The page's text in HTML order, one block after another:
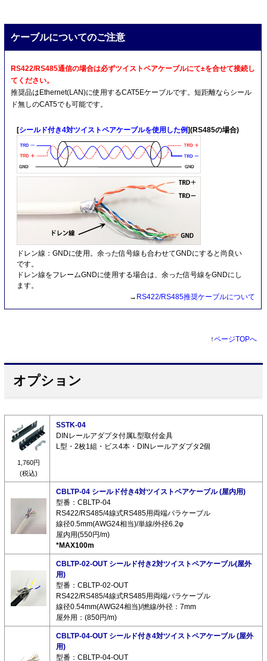
ケーブルについてのご注意
RS422/RS485通信の場合は必ずツイストペアケーブルにて±を合せて接続し
てください。
推奨品はEthernet(LAN)に使用するCAT5Eケーブルです。短距離ならシール
ド無しのCAT5でも可能です。
[シールド付き4対ツイストペアケーブルを使用した例](RS485の場合)
ドレン線：GNDに使用。余った信号線も合わせてGNDにすると尚良い
です。
ドレン線をフレームGNDに使用する場合は、余った信号線をGNDにし
ます。
→ RS422/RS485推奨ケーブルについて
↑ページTOPへ
オプション
1,760円
(税込)
SSTK-04
DINレールアダプタ付属L型取付金具
L型・2枚1組・ビス4本・DINレールアダプタ2個
CBLTP-04 シールド付き4対ツイストペアケーブル (屋内用)
型番：CBLTP-04
RS422/RS485/4線式RS485用両端バラケーブル
線径0.5mm(AWG24相当)/単線/外径6.2φ
屋内用(550円/m)
*MAX100m
CBLTP-02-OUT シールド付き2対ツイストペアケーブル(屋外
用)
型番：CBLTP-02-OUT
RS422/RS485/4線式RS485用両端バラケーブル
線径0.54mm(AWG24相当)/撚線/外径：7mm
屋外用：(850円/m)
CBLTP-04-OUT シールド付き4対ツイストペアケーブル (屋外
用)
型番：CBLTP-04-OUT